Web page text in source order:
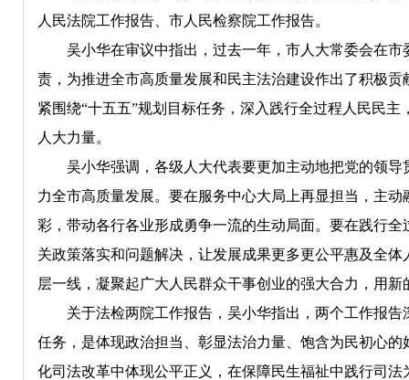
人民法院工作报告、市人民检察院工作报告。
吴小华在审议中指出，过去一年，市人大常委会在市
责，为推进全市高质量发展和民主法治建设作出了积极
紧围绕“十五五”规划目标任务，深入践行全过程人民民
人大力量。
吴小华强调，各级人大代表要更加主动地把党的领导
力全市高质量发展。要在服务中心大局上再显担当，主
彩，带动各行各业形成勇争一流的生动局面。要在践行
关政策落实和问题解决，让发展成果更多更公平惠及全
层一线，凝聚起广大人民群众干事创业的强大合力，用
关于法检两院工作报告，吴小华指出，两个工作报告
任务，是体现政治担当、彰显法治力量、饱含为民初心
化司法改革中体现公平正义，在保障民生福祉中践行司